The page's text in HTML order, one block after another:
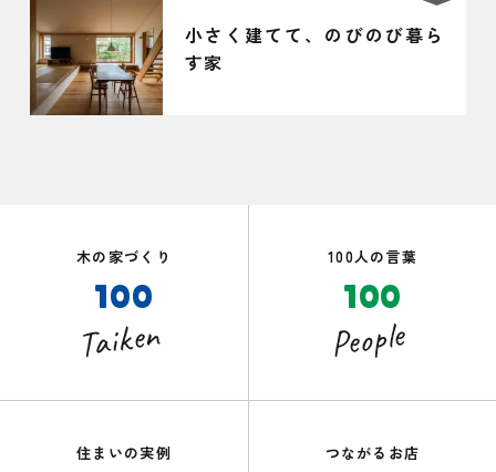
小さく建てて、のびのび暮ら
す家
木の家づくり
100
Taiken
100人の言葉
100
People
住まいの実例 つながるお店